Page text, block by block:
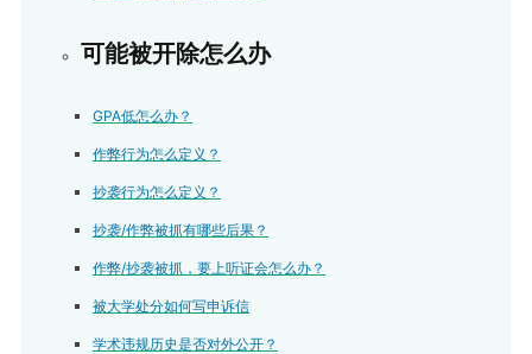
可能被开除怎么办
GPA低怎么办？
作弊行为怎么定义？
抄袭行为怎么定义？
抄袭/作弊被抓有哪些后果？
作弊/抄袭被抓，要上听证会怎么办？
被大学处分如何写申诉信
学术违规历史是否对外公开？